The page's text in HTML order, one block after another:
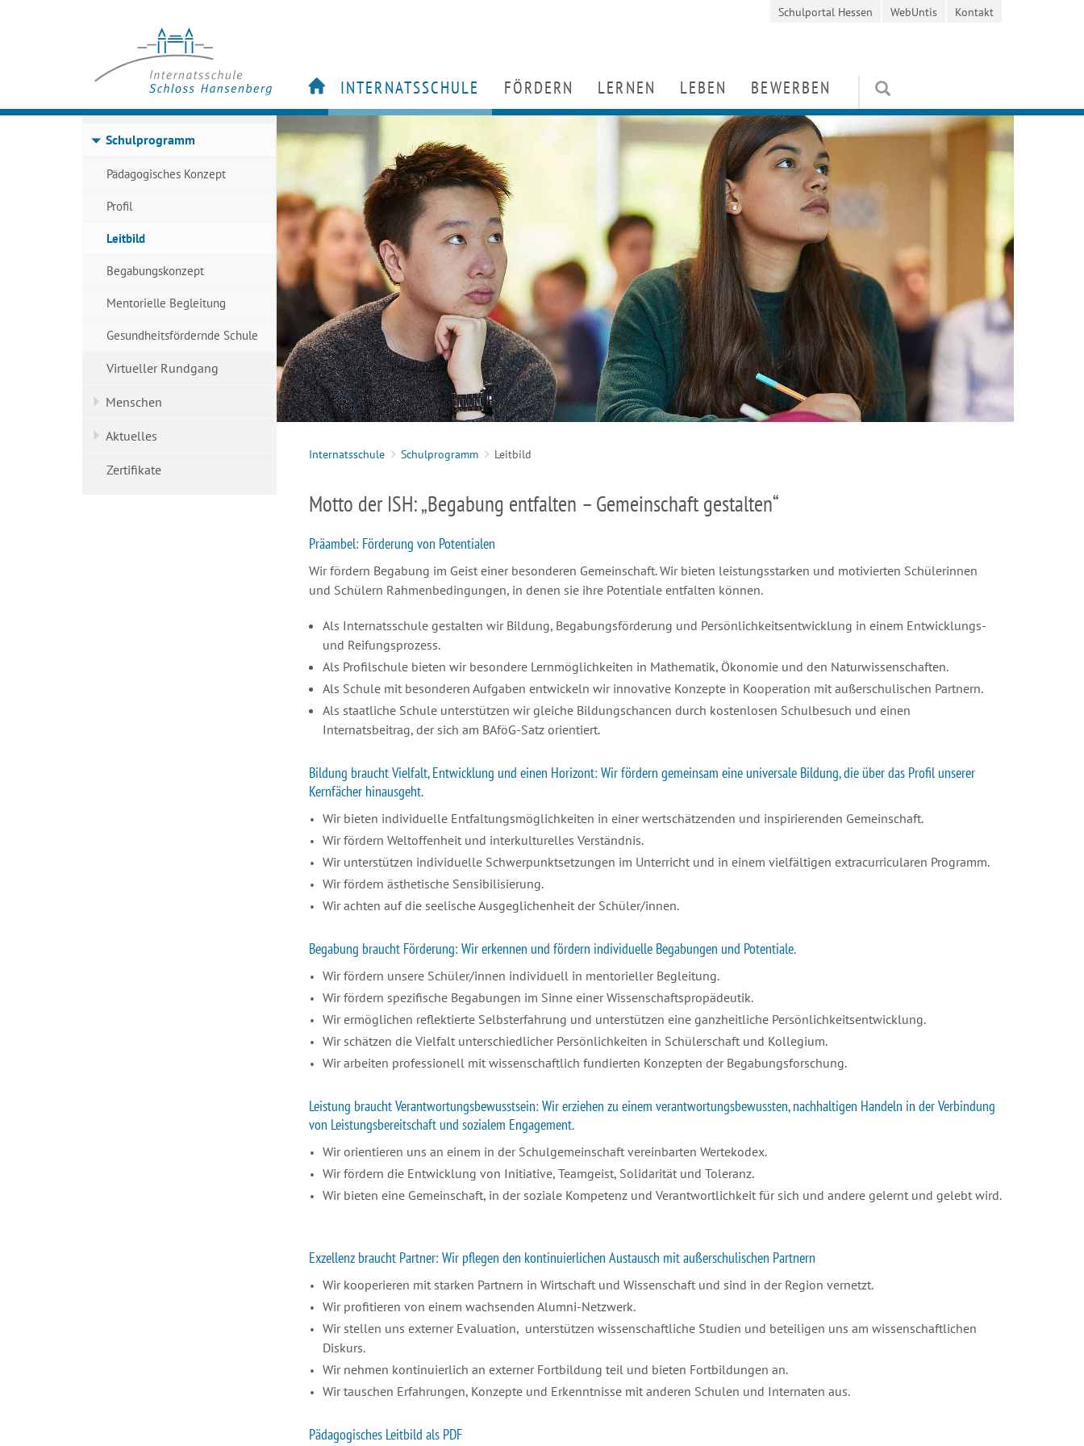
Schulportal Hessen WebUntis Kontakt
HOME
INTERNATSSCHULE
Virtueller Rundgang
Menschen
Aktuelles
Zertifikate
FÖRDERN
Engagement für den Hansenberg
Förderverein
Kooperationsuniversitäten
Alumni (Ehemaligenstiftung & Alumniverein)
LERNEN
Unterricht
Berufs- und Studienorientierung
Arbeitsgemeinschaften und Wettbewerbe
MINT
LEBEN
Wohnen
Ernährung
Freizeit
Räume
BEWERBEN
Kosten / Stipendien
Schülerbewerbung
Mitarbeiterbewerbung
Schulprogramm
Pädagogisches Konzept
Profil
Leitbild
Begabungskonzept
Mentorielle Begleitung
Gesundheitsfördernde Schule
Virtueller Rundgang
Menschen
Aktuelles
Zertifikate
Internatsschule Schulprogramm Leitbild
Motto der ISH: „Begabung entfalten – Gemeinschaft gestalten“
Präambel: Förderung von Potentialen
Wir fördern Begabung im Geist einer besonderen Gemeinschaft. Wir bieten leistungsstarken und motivierten Schülerinnen
und Schülern Rahmenbedingungen, in denen sie ihre Potentiale entfalten können.
Als Internatsschule gestalten wir Bildung, Begabungsförderung und Persönlichkeitsentwicklung in einem Entwicklungs-
und Reifungsprozess.
Als Profilschule bieten wir besondere Lernmöglichkeiten in Mathematik, Ökonomie und den Naturwissenschaften.
Als Schule mit besonderen Aufgaben entwickeln wir innovative Konzepte in Kooperation mit außerschulischen Partnern.
Als staatliche Schule unterstützen wir gleiche Bildungschancen durch kostenlosen Schulbesuch und einen
Internatsbeitrag, der sich am BAföG-Satz orientiert.
Bildung braucht Vielfalt, Entwicklung und einen Horizont: Wir fördern gemeinsam eine universale Bildung, die über das Profil unserer
Kernfächer hinausgeht.
Wir bieten individuelle Entfaltungsmöglichkeiten in einer wertschätzenden und inspirierenden Gemeinschaft.
Wir fördern Weltoffenheit und interkulturelles Verständnis.
Wir unterstützen individuelle Schwerpunktsetzungen im Unterricht und in einem vielfältigen extracurricularen Programm.
Wir fördern ästhetische Sensibilisierung.
Wir achten auf die seelische Ausgeglichenheit der Schüler/innen.
Begabung braucht Förderung: Wir erkennen und fördern individuelle Begabungen und Potentiale.
Wir fördern unsere Schüler/innen individuell in mentorieller Begleitung.
Wir fördern spezifische Begabungen im Sinne einer Wissenschaftspropädeutik.
Wir ermöglichen reflektierte Selbsterfahrung und unterstützen eine ganzheitliche Persönlichkeitsentwicklung.
Wir schätzen die Vielfalt unterschiedlicher Persönlichkeiten in Schülerschaft und Kollegium.
Wir arbeiten professionell mit wissenschaftlich fundierten Konzepten der Begabungsforschung.
Leistung braucht Verantwortungsbewusstsein: Wir erziehen zu einem verantwortungsbewussten, nachhaltigen Handeln in der Verbindung
von Leistungsbereitschaft und sozialem Engagement.
Wir orientieren uns an einem in der Schulgemeinschaft vereinbarten Wertekodex.
Wir fördern die Entwicklung von Initiative, Teamgeist, Solidarität und Toleranz.
Wir bieten eine Gemeinschaft, in der soziale Kompetenz und Verantwortlichkeit für sich und andere gelernt und gelebt wird.
Exzellenz braucht Partner: Wir pflegen den kontinuierlichen Austausch mit außerschulischen Partnern
Wir kooperieren mit starken Partnern in Wirtschaft und Wissenschaft und sind in der Region vernetzt.
Wir profitieren von einem wachsenden Alumni-Netzwerk.
Wir stellen uns externer Evaluation, unterstützen wissenschaftliche Studien und beteiligen uns am wissenschaftlichen
Diskurs.
Wir nehmen kontinuierlich an externer Fortbildung teil und bieten Fortbildungen an.
Wir tauschen Erfahrungen, Konzepte und Erkenntnisse mit anderen Schulen und Internaten aus.
Pädagogisches Leitbild als PDF